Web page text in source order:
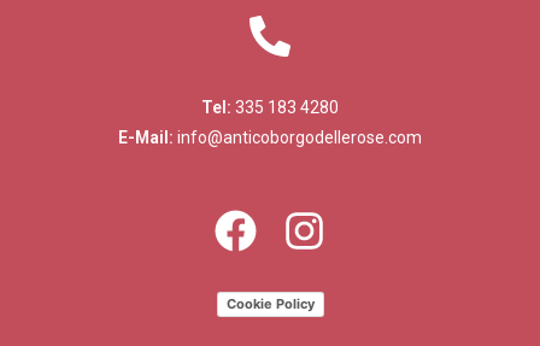
Tel: 335 183 4280
E-Mail: info@anticoborgodellerose.com
Cookie Policy